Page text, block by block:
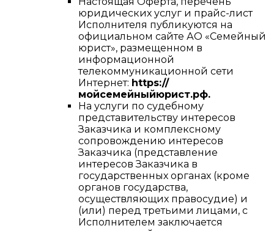
юридических услуг и прайс-лист
Исполнителя публикуются на
официальном сайте АО «Семейный
юрист», размещенном в
информационной
телекоммуникационной сети
Интернет: https://
мойсемейныйюрист.рф.
На услуги по судебному
представительству интересов
Заказчика и комплексному
сопровождению интересов
Заказчика (представление
интересов Заказчика в
государственных органах (кроме
органов государства,
осуществляющих правосудие) и
(или) перед третьими лицами, с
Исполнителем заключается